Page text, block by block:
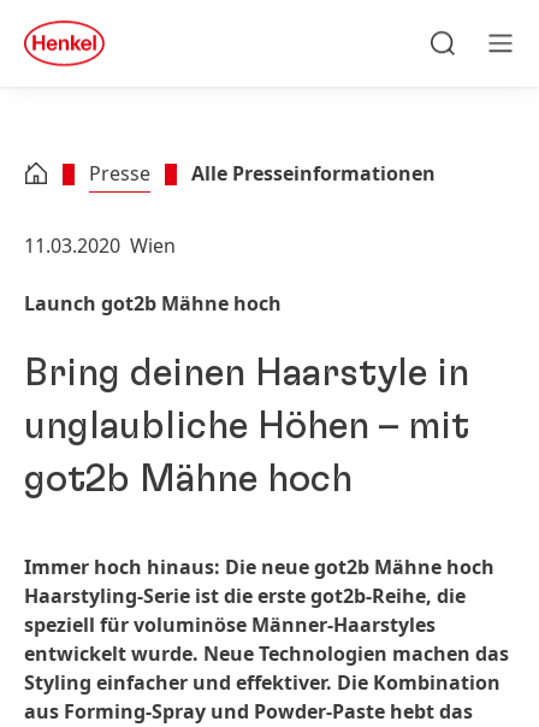
Zu Footer springen
quick
search
Presse Alle Presseinformationen
11.03.2020 Wien
Launch got2b Mähne hoch
Bring deinen Haarstyle in
unglaubliche Höhen – mit
got2b Mähne hoch
Immer hoch hinaus: Die neue got2b Mähne hoch
Haarstyling-Serie ist die erste got2b-Reihe, die
speziell für voluminöse Männer-Haarstyles
entwickelt wurde. Neue Technologien machen das
Styling einfacher und effektiver. Die Kombination
aus Forming-Spray und Powder-Paste hebt das